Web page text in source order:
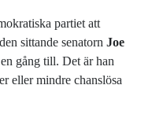
partiet att
sittande senatornJoe
gång till. Det är han
eller mindre chanslösa